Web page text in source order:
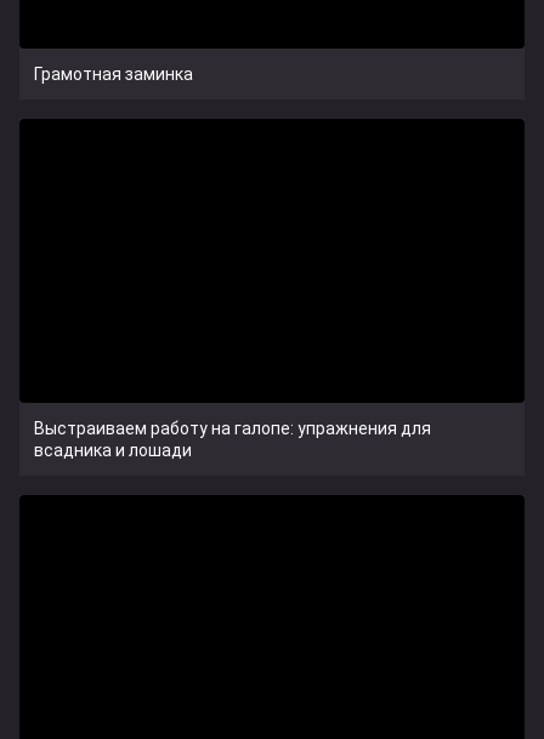
Грамотная заминка
Выстраиваем работу на галопе: упражнения для
всадника и лошади